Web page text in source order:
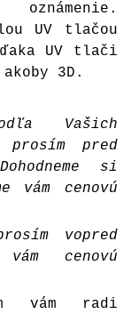
UV tlačou
UV tlači
3D.
Vašich
pred
si
cenovú
vopred
cenovú
vám radi